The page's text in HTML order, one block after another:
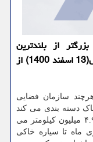
از بلندترین
آسمانخراش جهان است که احیانا در 4 مارس(13 اسفند 1400) از
سازمان فضایی
دسته بندی می کند
اما نزدیک ترین فاصله آن تا زمین به حدود ۴.۹ میلیون کیلومتر می
هزار کیلومتری ماه تا سیاره خاکی